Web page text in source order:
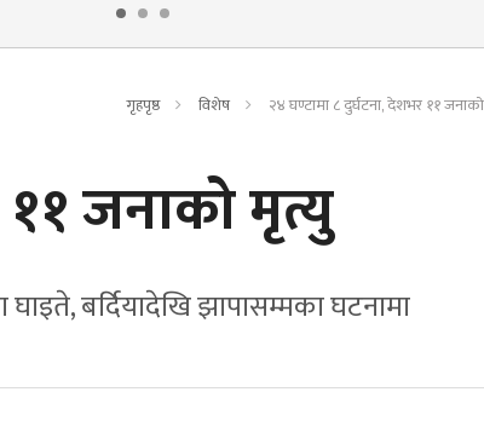
गृहपृष्ठ विशेष २४ घण्टामा ८ दुर्घटना, देशभर ११
जनाको मृत्यु
बर्दियादेखि झापासम्मका घटनामा